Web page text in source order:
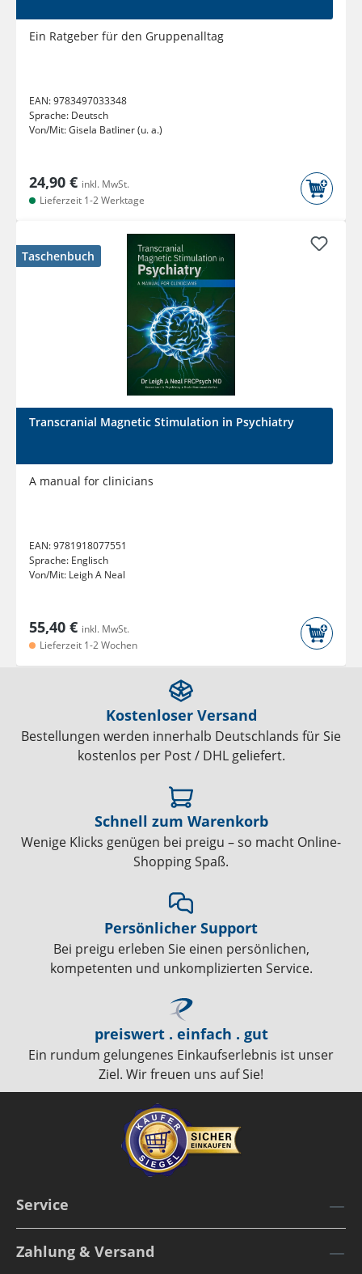
Ein Ratgeber für den Gruppenalltag
EAN:9783497033348
Sprache: Deutsch
Von/Mit:Gisela Batliner (u. a.)
24,90 € inkl. MwSt.
Lieferzeit 1-2 Werktage
Taschenbuch
Transcranial Magnetic Stimulation in Psychiatry
A manual for clinicians
EAN:9781918077551
Sprache: Englisch
Von/Mit: Leigh A Neal
55,40 € inkl. MwSt.
Lieferzeit 1-2 Wochen
Kostenloser Versand
Bestellungen werden innerhalb Deutschlands für Sie
kostenlos per Post / DHL geliefert.
Schnell zum Warenkorb
Wenige Klicks genügen bei preigu – so macht Online-
Shopping Spaß.
Persönlicher Support
Bei preigu erleben Sie einen persönlichen,
kompetenten und unkomplizierten Service.
preiswert . einfach . gut
Ein rundum gelungenes Einkaufserlebnis ist unser
Ziel. Wir freuen uns auf Sie!
Service
Zahlung & Versand